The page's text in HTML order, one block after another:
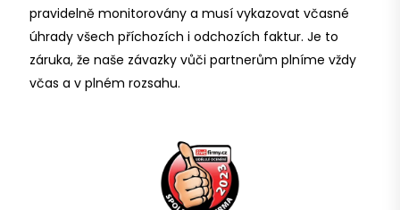
pravidelně monitorovány a musí vykazovat včasné
úhrady všech příchozích i odchozích faktur. Je to
záruka, že naše závazky vůči partnerům plníme vždy
včas a v plném rozsahu.